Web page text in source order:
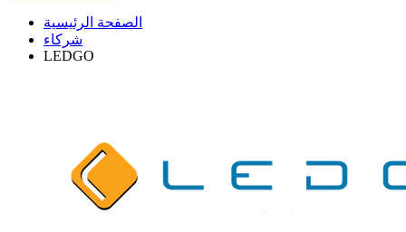
الصفحة الرئيسية
شركاء
LEDGO